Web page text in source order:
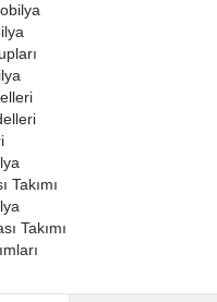
Takımı
Takımı